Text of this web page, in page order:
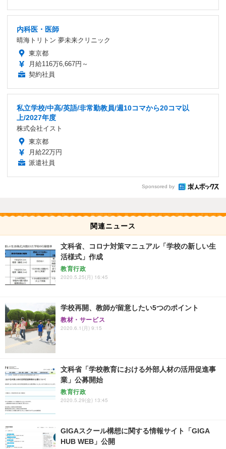
内科医・医師
晴海トリトン 夢未来クリニック
東京都
月給116万6,667円～
契約社員
私立学校/中高/英語/非常勤教員/週10コマから20コマ以
上/2027年度
株式会社イスト
東京都
月給22万円
派遣社員
Sponsored by
関連ニュース
文科省、コロナ対策マニュアル「学校の新しい生
活様式」作成
教育行政
2020.5.25(月) 16:45
学校再開、教師が留意したい5つのポイント
教材・サービス
2020.6.1(月) 9:15
文科省「学校教育における外部人材の活用促進事
業」公募開始
教育行政
2020.5.29(金) 13:45
GIGAスクール構想に関する情報サイト「GIGA
HUB WEB」公開